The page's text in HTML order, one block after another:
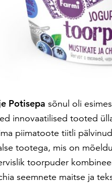
Potisepa sõnul oli
innovaatilised tooted
piimatoote tiitli
tootega, mis on
toorpuder
seemnete maitse ja